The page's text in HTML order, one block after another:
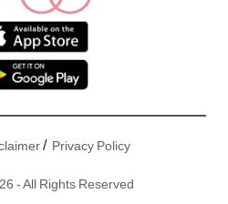
/ Privacy Policy
- All Rights Reserved